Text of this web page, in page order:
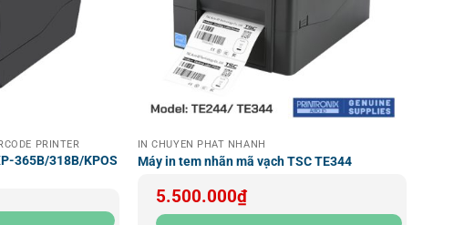
PRINTER
365B/318B/KPOS
IN CHUYỂN PHÁT NHANH
Máy in tem nhãn mã vạch TSC TE344
5.500.000₫